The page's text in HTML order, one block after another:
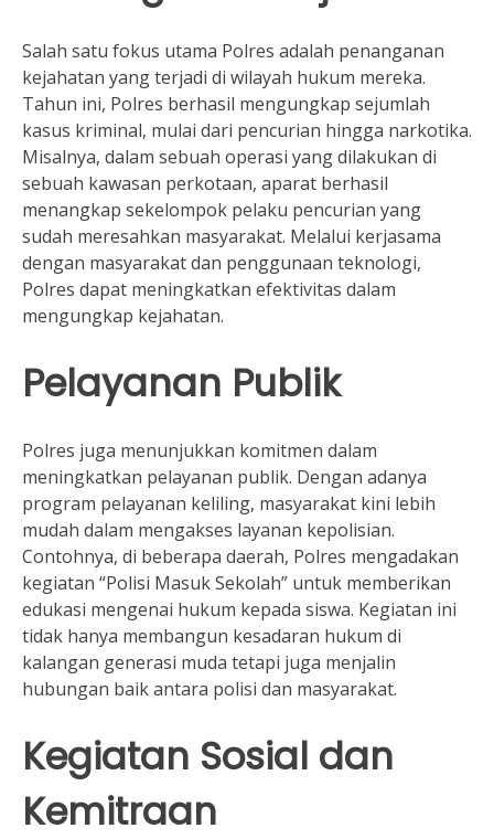
Salah satu fokus utama Polres adalah penanganan
kejahatan yang terjadi di wilayah hukum mereka.
Tahun ini, Polres berhasil mengungkap sejumlah
kasus kriminal, mulai dari pencurian hingga narkotika.
Misalnya, dalam sebuah operasi yang dilakukan di
sebuah kawasan perkotaan, aparat berhasil
menangkap sekelompok pelaku pencurian yang
sudah meresahkan masyarakat. Melalui kerjasama
dengan masyarakat dan penggunaan teknologi,
Polres dapat meningkatkan efektivitas dalam
mengungkap kejahatan.
Pelayanan Publik
Polres juga menunjukkan komitmen dalam
meningkatkan pelayanan publik. Dengan adanya
program pelayanan keliling, masyarakat kini lebih
mudah dalam mengakses layanan kepolisian.
Contohnya, di beberapa daerah, Polres mengadakan
kegiatan “Polisi Masuk Sekolah” untuk memberikan
edukasi mengenai hukum kepada siswa. Kegiatan ini
tidak hanya membangun kesadaran hukum di
kalangan generasi muda tetapi juga menjalin
hubungan baik antara polisi dan masyarakat.
Kegiatan Sosial dan
Kemitraan